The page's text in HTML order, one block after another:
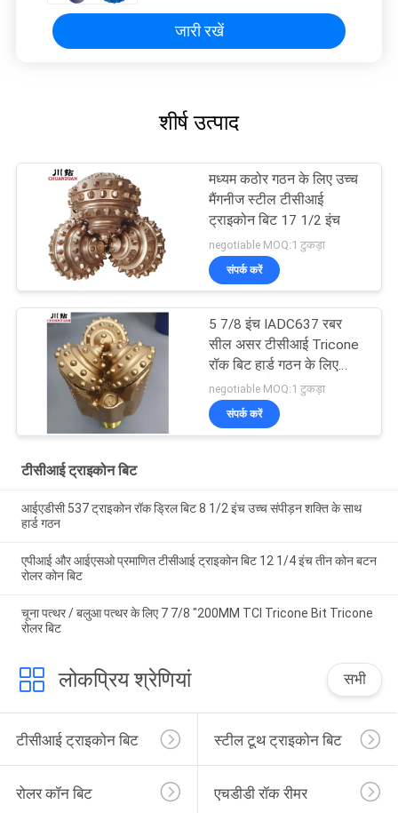
जारी रखें
शीर्ष उत्पाद
मध्यम कठोर गठन के लिए उच्च
मैंगनीज स्टील टीसीआई
ट्राइकोन बिट 17 1/2 इंच
negotiable MOQ:1 टुकड़ा
संपर्क करें
5 7/8 इंच IADC637 रबर
सील असर टीसीआई Tricone
रॉक बिट हार्ड गठन के लिए
अच्छी तरह से ड्रिलिंग
negotiable MOQ:1 टुकड़ा
संपर्क करें
टीसीआई ट्राइकोन बिट
आईएडीसी 537 ट्राइकोन रॉक ड्रिल बिट 8 1/2 इंच उच्च संपीड़न शक्ति के साथ
हार्ड गठन
एपीआई और आईएसओ प्रमाणित टीसीआई ट्राइकोन बिट 12 1/4 इंच तीन कोन बटन
रोलर कोन बिट
चूना पत्थर / बलुआ पत्थर के लिए 7 7/8 "200MM TCI Tricone Bit Tricone
रोलर बिट
लोकप्रिय श्रेणियां सभी
टीसीआई ट्राइकोन बिट स्टील टूथ ट्राइकोन बिट
रोलर कॉन बिट एचडीडी रॉक रीमर